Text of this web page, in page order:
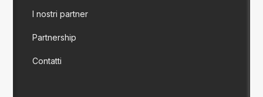
I nostri partner
Partnership
Contatti